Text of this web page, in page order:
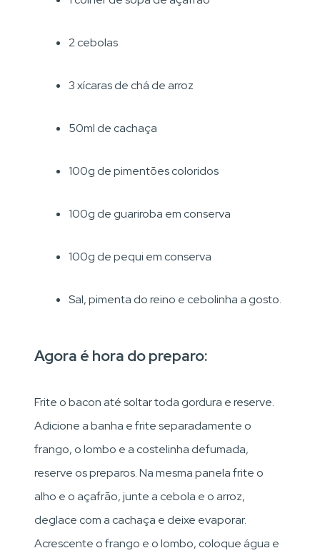
2 cebolas
3 xícaras de chá de arroz
50ml de cachaça
100g de pimentões coloridos
100g de guariroba em conserva
100g de pequi em conserva
Sal, pimenta do reino e cebolinha a gosto.
Agora é hora do preparo:
Frite o bacon até soltar toda gordura e reserve.
Adicione a banha e frite separadamente o
frango, o lombo e a costelinha defumada,
reserve os preparos. Na mesma panela frite o
alho e o açafrão, junte a cebola e o arroz,
deglace com a cachaça e deixe evaporar.
Acrescente o frango e o lombo, coloque água e